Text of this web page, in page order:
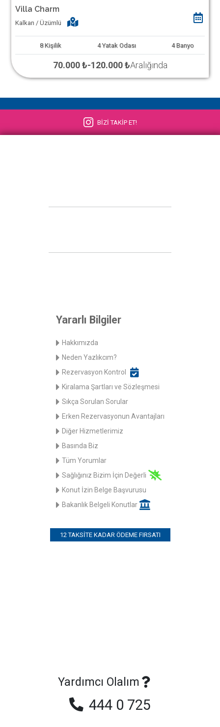
Villa Charm
Kalkan / Üzümlü
8 Kişilik 4 Yatak Odası 4 Banyo
70.000 ₺-120.000 ₺Aralığında
BİZİ TAKİP ET!
Yararlı Bilgiler
Hakkımızda
Neden Yazlıkcım?
Rezervasyon Kontrol
Kiralama Şartları ve Sözleşmesi
Sıkça Sorulan Sorular
Erken Rezervasyonun Avantajları
Diğer Hizmetlerimiz
Basında Biz
Tüm Yorumlar
Sağlığınız Bizim İçin Değerli
Konut İzin Belge Başvurusu
Bakanlık Belgeli Konutlar
12 TAKSITE KADAR ÖDEME FIRSATI
Yardımcı Olalım
444 0 725